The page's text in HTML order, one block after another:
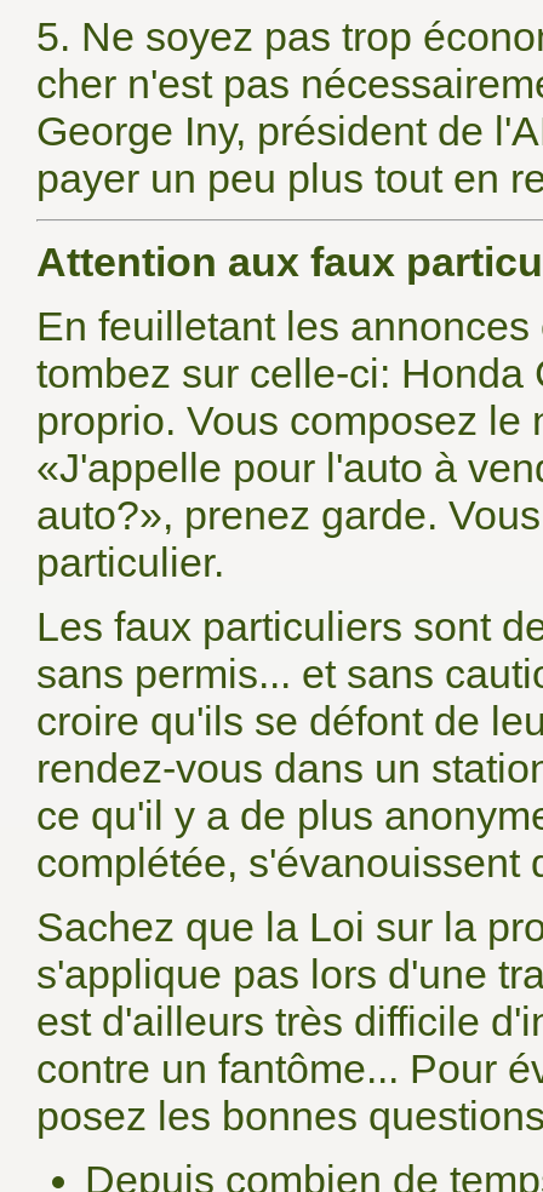
5. Ne soyez pas trop
cher n'est pas
George Iny, président de
payer un peu plus tout en
Attention aux faux
En feuilletant les
tombez sur celle-ci: Honda
proprio. Vous composez le
«J'appelle pour l'auto à
auto?», prenez garde.
particulier.
Les faux particuliers sont
sans permis... et sans
croire qu'ils se défont de
rendez-vous dans un
ce qu'il y a de plus
complétée, s'évanouissent
Sachez que la Loi sur la
s'applique pas lors d'une
est d'ailleurs très difficile
contre un fantôme... Pour
posez les bonnes
Depuis combien de